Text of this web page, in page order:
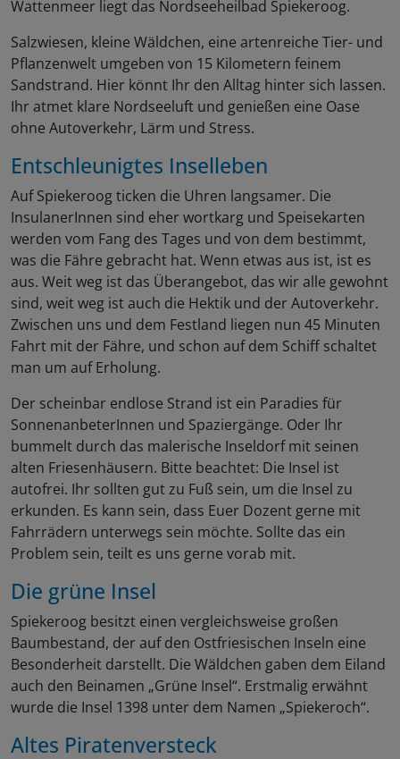
Wattenmeer liegt das Nordseeheilbad Spiekeroog.
Salzwiesen, kleine Wäldchen, eine artenreiche Tier- und
Pflanzenwelt umgeben von 15 Kilometern feinem
Sandstrand. Hier könnt Ihr den Alltag hinter sich lassen.
Ihr atmet klare Nordseeluft und genießen eine Oase
ohne Autoverkehr, Lärm und Stress.
Entschleunigtes Inselleben
Auf Spiekeroog ticken die Uhren langsamer. Die
InsulanerInnen sind eher wortkarg und Speisekarten
werden vom Fang des Tages und von dem bestimmt,
was die Fähre gebracht hat. Wenn etwas aus ist, ist es
aus. Weit weg ist das Überangebot, das wir alle gewohnt
sind, weit weg ist auch die Hektik und der Autoverkehr.
Zwischen uns und dem Festland liegen nun 45 Minuten
Fahrt mit der Fähre, und schon auf dem Schiff schaltet
man um auf Erholung.
Der scheinbar endlose Strand ist ein Paradies für
SonnenanbeterInnen und Spaziergänge. Oder Ihr
bummelt durch das malerische Inseldorf mit seinen
alten Friesenhäusern. Bitte beachtet: Die Insel ist
autofrei. Ihr sollten gut zu Fuß sein, um die Insel zu
erkunden. Es kann sein, dass Euer Dozent gerne mit
Fahrrädern unterwegs sein möchte. Sollte das ein
Problem sein, teilt es uns gerne vorab mit.
Die grüne Insel
Spiekeroog besitzt einen vergleichsweise großen
Baumbestand, der auf den Ostfriesischen Inseln eine
Besonderheit darstellt. Die Wäldchen gaben dem Eiland
auch den Beinamen „Grüne Insel“. Erstmalig erwähnt
wurde die Insel 1398 unter dem Namen „Spiekeroch“.
Altes Piratenversteck